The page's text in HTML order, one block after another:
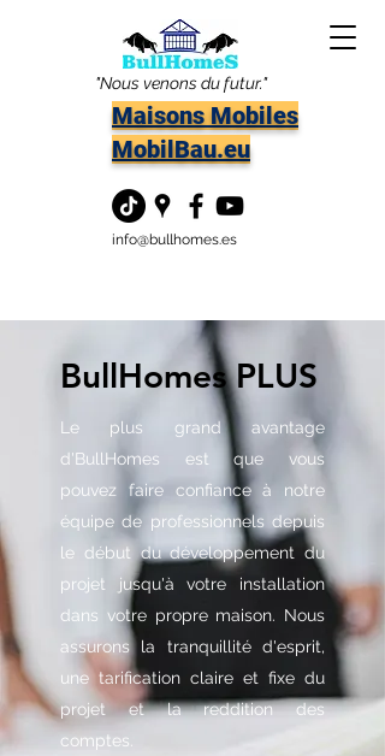
"Nous venons du futur."
Maisons Mobiles
MobilBau.eu
info@bullhomes.es
BullHomes PLUS
Le plus grand avantage
d'BullHomes est que vous
pouvez faire confiance à notre
équipe de professionnels depuis
le début du développement du
projet jusqu'à votre installation
dans votre propre maison. Nous
assurons la tranquillité d'esprit,
une tarification claire et fixe du
projet et la reddition des
comptes.